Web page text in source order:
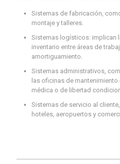
Sistemas de fabricación,
montaje y talleres.
Sistemas logísticos: implican
inventario entre áreas de
amortiguamiento.
Sistemas administrativos,
las oficinas de
médica o de libertad
Sistemas de servicio al
hoteles, aeropuertos y